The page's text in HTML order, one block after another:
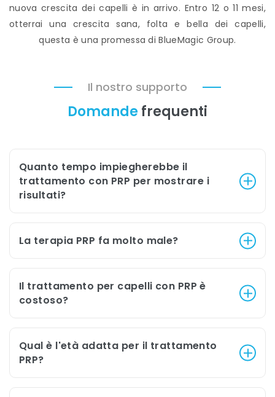
nuova crescita dei capelli è in arrivo. Entro 12 o 11 mesi,
otterrai una crescita sana, folta e bella dei capelli,
questa è una promessa di BlueMagic Group.
Il nostro supporto
Domande frequenti
Quanto tempo impiegherebbe il
trattamento con PRP per mostrare i
risultati?
La terapia PRP fa molto male?
Il trattamento per capelli con PRP è
costoso?
Qual è l'età adatta per il trattamento
PRP?